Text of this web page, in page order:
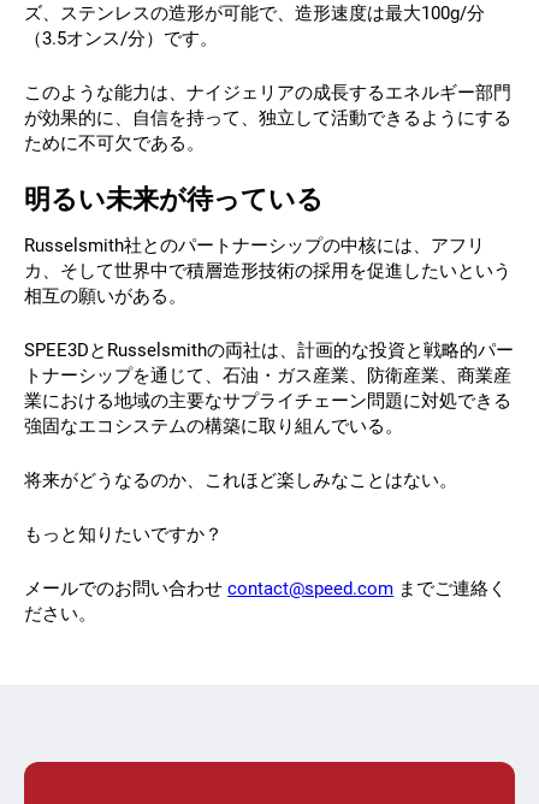
ズ、ステンレスの造形が可能で、造形速度は最大100g/分
（3.5オンス/分）です。
このような能力は、ナイジェリアの成長するエネルギー部門
が効果的に、自信を持って、独立して活動できるようにする
ために不可欠である。
明るい未来が待っている
Russelsmith社とのパートナーシップの中核には、アフリ
カ、そして世界中で積層造形技術の採用を促進したいという
相互の願いがある。
SPEE3DとRusselsmithの両社は、計画的な投資と戦略的パー
トナーシップを通じて、石油・ガス産業、防衛産業、商業産
業における地域の主要なサプライチェーン問題に対処できる
強固なエコシステムの構築に取り組んでいる。
将来がどうなるのか、これほど楽しみなことはない。
もっと知りたいですか？
メールでのお問い合わせcontact@speed.com までご連絡く
ださい。